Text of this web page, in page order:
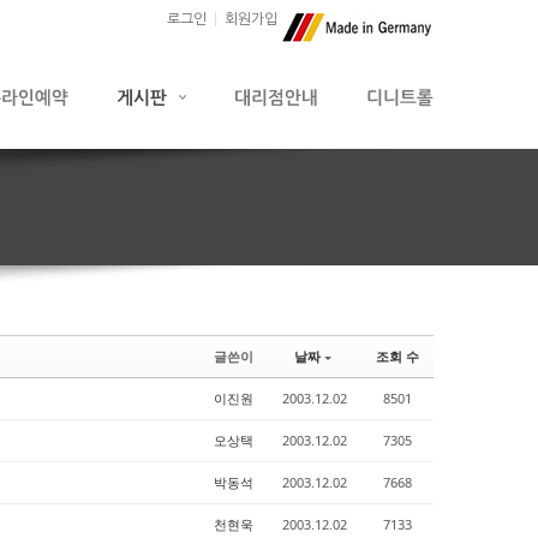
로그인 회원가입
글쓴이 날짜 조회 수
이진원 2003.12.02 8501
오상택 2003.12.02 7305
박동석 2003.12.02 7668
천현욱 2003.12.02 7133